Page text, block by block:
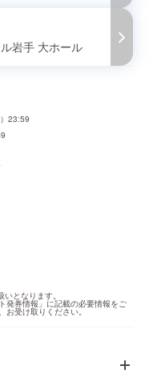
岩手 大ホール
23:59
となります。
発券情報」に記載の必要情報をご
受け取りください。